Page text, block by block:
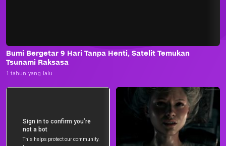
Bumi Bergetar 9 Hari Tanpa Henti, Satelit Temukan
Tsunami Raksasa
1 tahun yang lalu